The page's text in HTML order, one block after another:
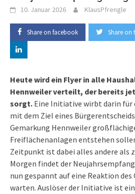
10. Januar 2026 KlausPfrengle
Share on facebook Share on
Heute wird ein Flyer in alle
Hennweiler verteilt, der bereits
sorgt. Eine Initiative wirbt darin für
mit dem Ziel eines
Gemarkung Hennweiler
Freiflächenanlagen entstehen
Zeitpunkt ist dabei alles andere als
Morgen findet der
nun gespannt auf eine Reaktion
warten. Auslöser der Initiative ist ein